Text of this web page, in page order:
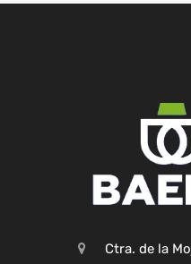
Ctra. de la